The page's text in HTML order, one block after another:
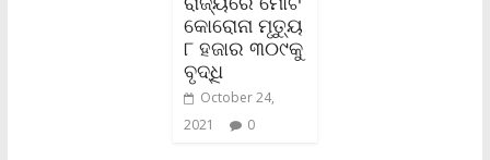
କୋରୋନା ମୃତ୍ୟୁ
୮ ହଜାର ୩୦୯କୁ
ବୃଦ୍ଧି
October 24,
2021
0